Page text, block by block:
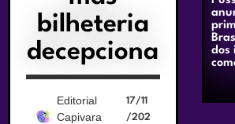
bilheteria
decepciona
Editorial
Capivara
17/11
/202
dos